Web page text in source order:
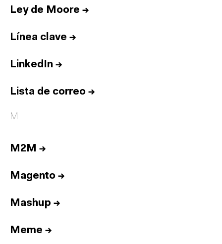
Ley de Moore →
Línea clave →
LinkedIn →
Lista de correo →
M
M2M →
Magento →
Mashup →
Meme →